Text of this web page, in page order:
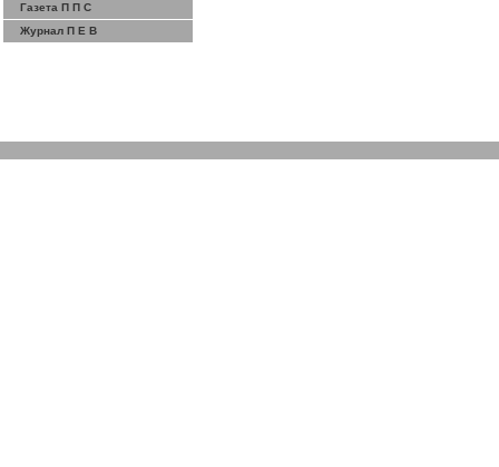
Газета П П С
Журнал П Е В